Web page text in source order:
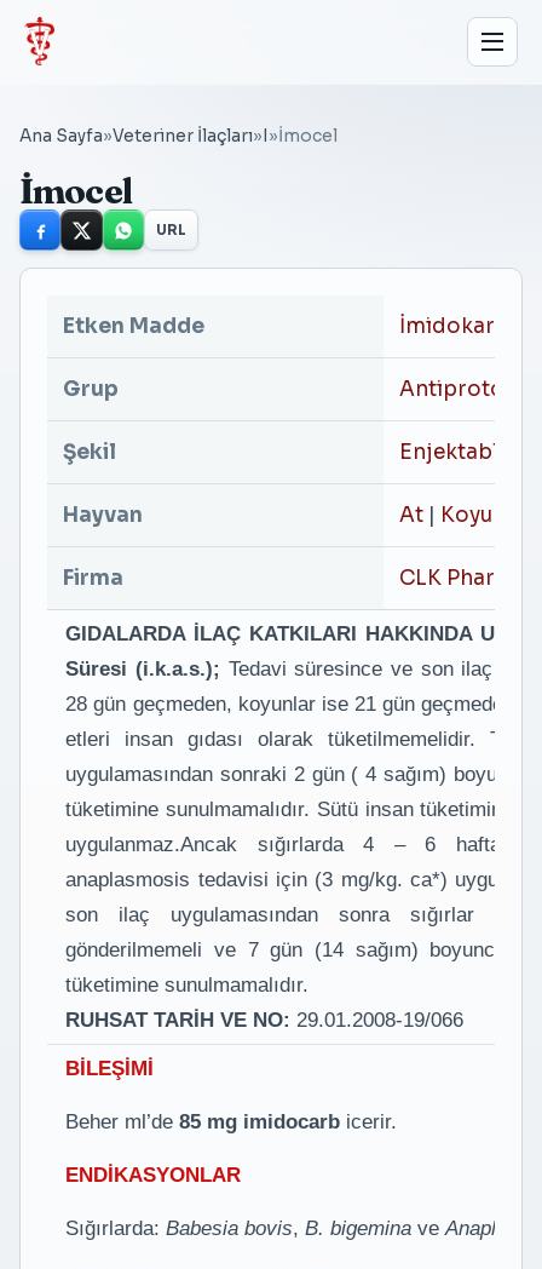
Ana Sayfa»Veteriner İlaçları» »İmocel
İmocel
URL
Etken Madde İmidokarb
Grup
Şekil Enjektabl
Hayvan At | Koyun
Firma CLK Pharma
GIDALARDA İLAÇ KATKILARI HAKKINDA
Süresi (i.k.a.s.); Tedavi süresince ve son ilaç
28 gün geçmeden, koyunlar ise 21 gün geçmeden
etleri insan gıdası olarak tüketilmemelidir.
uygulamasından sonraki 2 gün ( 4 sağım)
tüketimine sunulmamalıdır. Sütü insan tüketimine
uygulanmaz.Ancak sığırlarda 4 – 6 hafta
anaplasmosis tedavisi için (3 mg/kg. ca*)
son ilaç uygulamasından sonra sığırlar
gönderilmemeli ve 7 gün (14 sağım) boyunca
tüketimine sunulmamalıdır.
RUHSAT TARİH VE NO: 29.01.2008-19/066
BİLEŞİMİ
Beher ml’de85 mg imidocarb icerir.
ENDİKASYONLAR
Sığırlarda:Babesia bovis,B. bigemina ve